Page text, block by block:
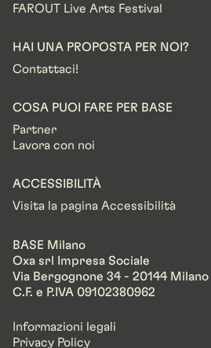
FAROUT Live Arts Festival
HAI UNA PROPOSTA PER NOI?
Contattaci!
COSA PUOI FARE PER BASE
Partner
Lavora con noi
ACCESSIBILITÀ
Visita la pagina Accessibilità
BASE Milano
Oxa srl Impresa Sociale
Via Bergognone 34 - 20144 Milano
C.F. e P.IVA 09102380962
Informazioni legali
Privacy Policy